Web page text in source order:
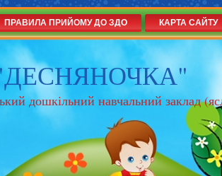
дошкільний навчальний заклад
ПРАВИЛА ПРИЙОМУ ДО ЗДО КАРТА САЙТУ